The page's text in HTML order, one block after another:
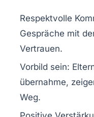
Respektvolle
Gespräche mit
Vertrauen.
Vorbild sein:
übernahme,
Weg.